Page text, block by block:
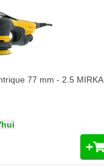
77 mm - 2.5 MIRKA